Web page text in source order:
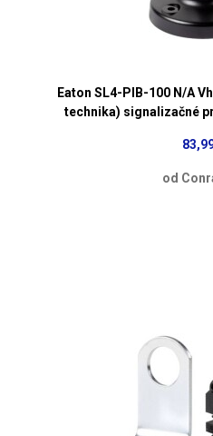
Eaton SL4-PIB-100 N/A
technika) signalizačné
od